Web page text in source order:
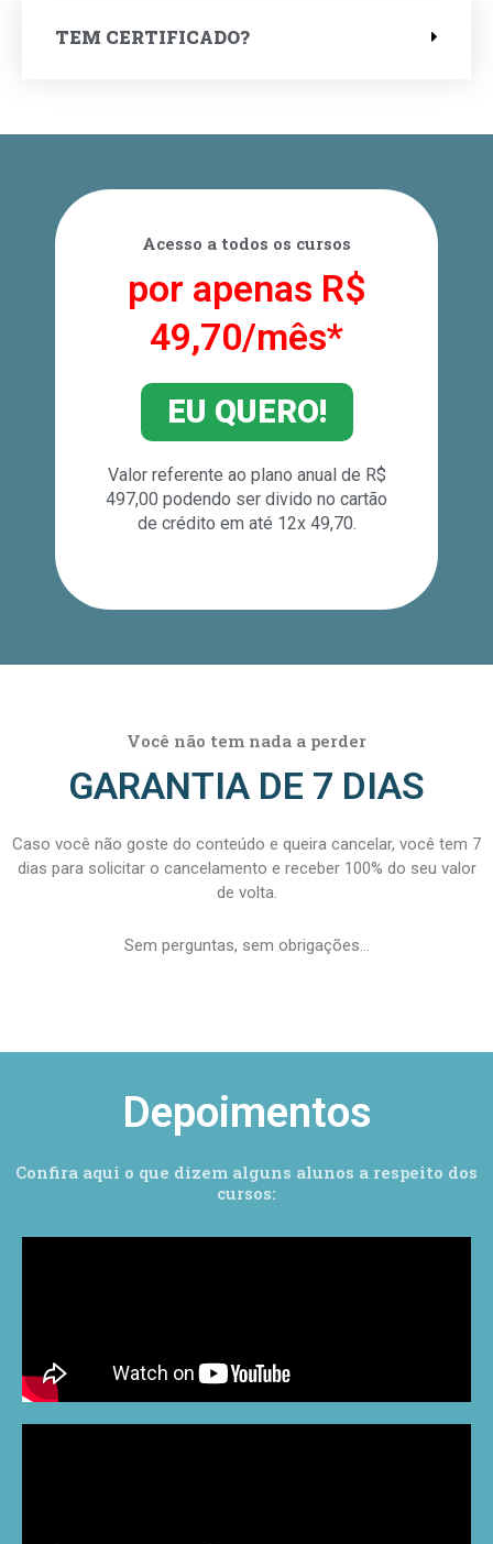
TEM CERTIFICADO?
Acesso a todos os cursos
por apenas R$
49,70/mês*
EU QUERO!
Valor referente ao plano anual de R$
497,00 podendo ser divido no cartão
de crédito em até 12x 49,70.
Você não tem nada a perder
GARANTIA DE 7 DIAS
Caso você não goste do conteúdo e queira cancelar, você tem 7
dias para solicitar o cancelamento e receber 100% do seu valor
de volta.
Sem perguntas, sem obrigações…
Depoimentos
Confira aqui o que dizem alguns alunos a respeito dos
cursos: